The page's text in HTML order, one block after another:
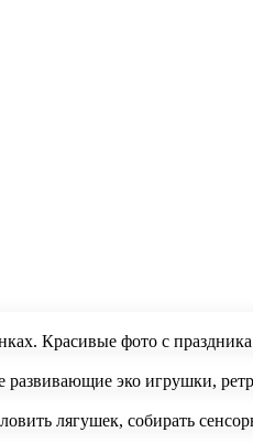
Красивые фото с
развивающие эко игрушки,
лягушек, собирать